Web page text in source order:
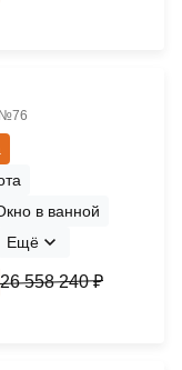
№76
в ванной
Ещё
26 558 240 ₽